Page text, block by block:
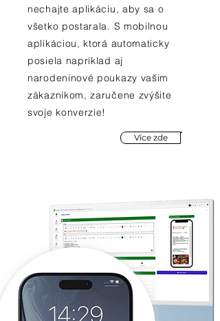
nechajte aplikáciu, aby sa o
všetko postarala. S mobilnou
aplikáciou, ktorá automaticky
posiela napríklad aj
narodeninové poukazy vašim
zákazníkom, zaručene zvýšite
svoje konverzie!
Více zde